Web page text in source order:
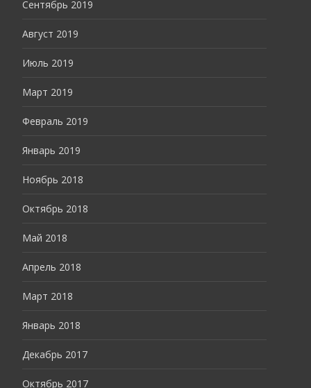
Сентябрь 2019
Август 2019
Июль 2019
Март 2019
Февраль 2019
Январь 2019
Ноябрь 2018
Октябрь 2018
Май 2018
Апрель 2018
Март 2018
Январь 2018
Декабрь 2017
Октябрь 2017